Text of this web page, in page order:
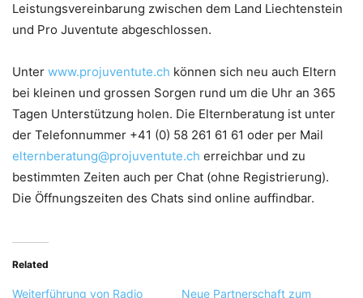
Leistungsvereinbarung zwischen dem Land Liechtenstein
und Pro Juventute abgeschlossen.
Unter www.projuventute.ch können sich neu auch Eltern
bei kleinen und grossen Sorgen rund um die Uhr an 365
Tagen Unterstützung holen. Die Elternberatung ist unter
der Telefonnummer +41 (0) 58 261 61 61 oder per Mail
elternberatung@projuventute.ch erreichbar und zu
bestimmten Zeiten auch per Chat (ohne Registrierung).
Die Öffnungszeiten des Chats sind online auffindbar.
Related
Weiterführung von Radio
Neue Partnerschaft zum